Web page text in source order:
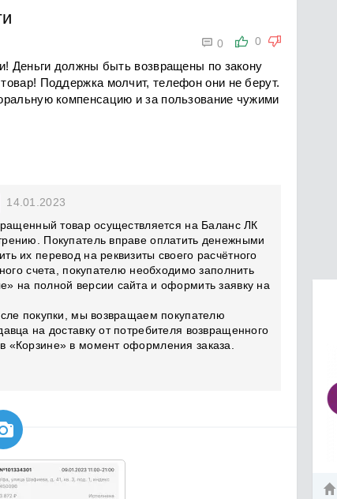
0
 0
Деньги должны быть возвращены по закону
Поддержка молчит, телефон они не берут.
компенсацию и за пользование чужими
14.01.2023
товар осуществляется на Баланс ЛК
Покупатель вправе оплатить денежными
их перевод на реквизиты своего расчётного
счета, покупателю необходимо заполнить
на полной версии сайта и оформить заявку на
покупки, мы возвращаем покупателю
на доставку от потребителя возвращенного
в момент оформления заказа.
